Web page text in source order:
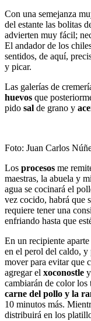
Con una semejanza
del estante las bolitas
advierten muy fácil;
El andador de los
sentidos, de aquí,
y picar.
Las galerías de
huevos que
pido sal de grano y
Foto: Juan Carlos
Los procesos me
maestras, la abuela y
agua se cocinará el
vez cocido, habrá que
requiere tener una
enfriando hasta que
En un recipiente aparte
en el perol del caldo, y
mover para evitar que
agregar el xoconostle
cambiarán de color los
carne del pollo y la
10 minutos más.
distribuirá en los